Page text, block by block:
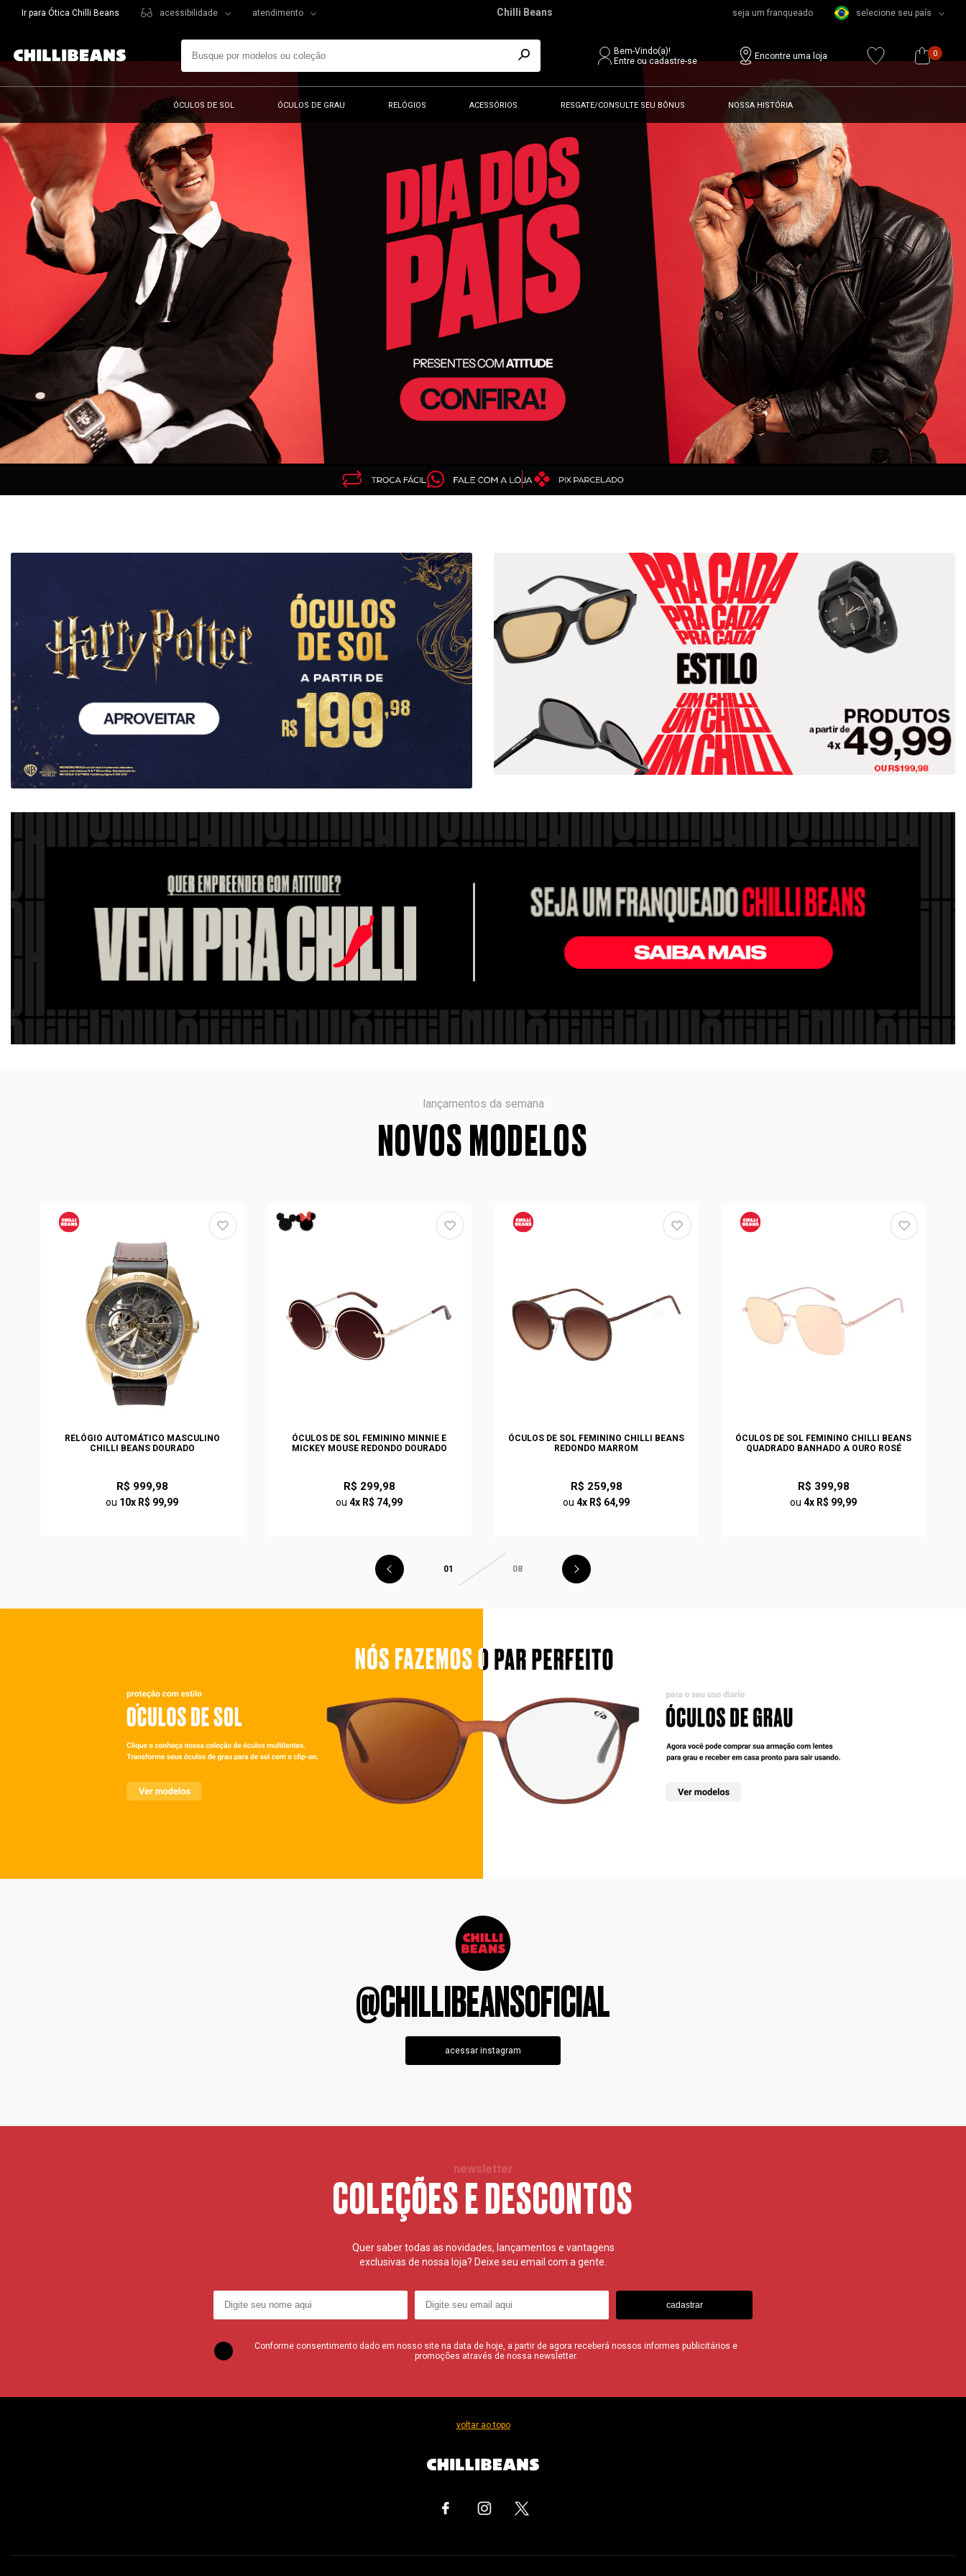
Ir para Ótica Chilli Beans acessibilidade atendimento Chilli Beans seja um franqueado selecione seu país
Bem-Vindo(a)!
Entre ou cadastre-se
Encontre uma loja 0
ÓCULOS DE SOL ÓCULOS DE GRAU RELÓGIOS ACESSÓRIOS RESGATE/CONSULTE SEU BÔNUS NOSSA HISTÓRIA
lançamentos da semana
NOVOS MODELOS
RELÓGIO AUTOMÁTICO MASCULINO
CHILLI BEANS DOURADO
R$ 999,98
ou 10x R$ 99,99
ÓCULOS DE SOL FEMININO MINNIE E
MICKEY MOUSE REDONDO DOURADO
R$ 299,98
ou4x R$ 74,99
ÓCULOS DE SOL FEMININO CHILLI BEANS
REDONDO MARROM
R$ 259,98
ou4x R$ 64,99
ÓCULOS DE SOL FEMININO CHILLI BEANS
QUADRADO BANHADO A OURO ROSÉ
R$ 399,98
ou4x R$ 99,99
01 08
@CHILLIBEANSOFICIAL
acessar instagram
newsletter
COLEÇÕES E DESCONTOS
Quer saber todas as novidades, lançamentos e vantagens
exclusivas de nossa loja? Deixe seu email com a gente.
cadastrar
Conforme consentimento dado em nosso site na data de hoje, a partir de agora receberá nossos informes publicitários e
promoções através de nossa newsletter.
voltar ao topo